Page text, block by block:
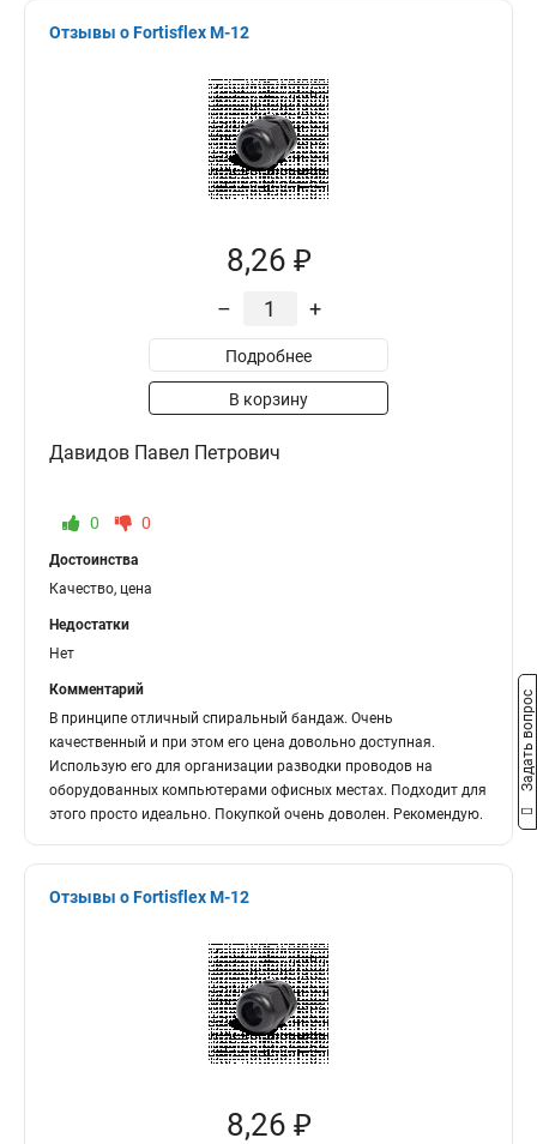
Отзывы о Fortisflex M-12
8,26 ₽
– +
Подробнее
В корзину
Давидов Павел Петрович
0 0
Достоинства
Качество, цена
Недостатки
Нет
Комментарий
В принципе отличный спиральный бандаж. Очень
качественный и при этом его цена довольно доступная.
Использую его для организации разводки проводов на
оборудованных компьютерами офисных местах. Подходит для
этого просто идеально. Покупкой очень доволен. Рекомендую.
Отзывы о Fortisflex M-12
8,26 ₽
Задать вопрос